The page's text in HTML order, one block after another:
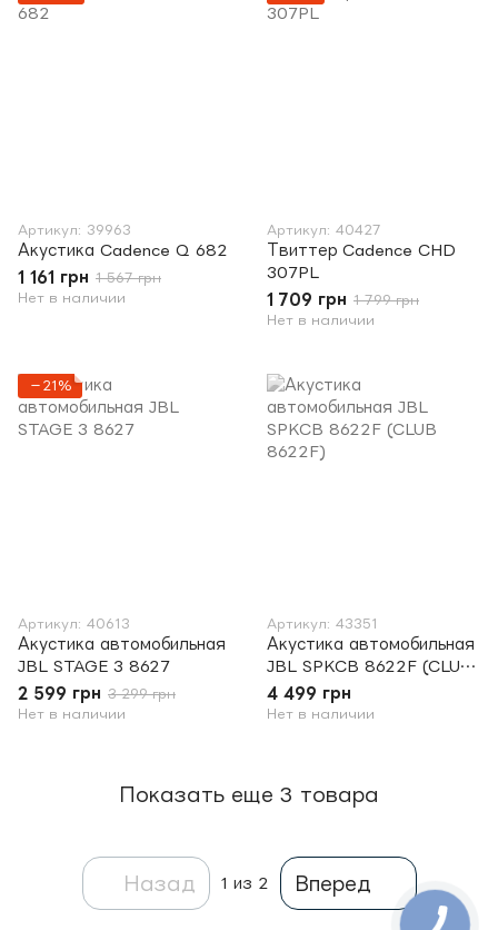
Артикул: 39963
Акустика Cadence Q 682
1 161 грн 1 567 грн
Нет в наличии
Артикул: 40427
Твиттер Cadence CHD
307PL
1 709 грн 1 799 грн
Нет в наличии
−21%
Артикул: 40613
Акустика автомобильная
JBL STAGE 3 8627
2 599 грн 3 299 грн
Нет в наличии
Артикул: 43351
Акустика автомобильная
JBL SPKCB 8622F (CLUB
8622F)
4 499 грн
Нет в наличии
Показать еще 3 товара
Назад 1 из 2 Вперед